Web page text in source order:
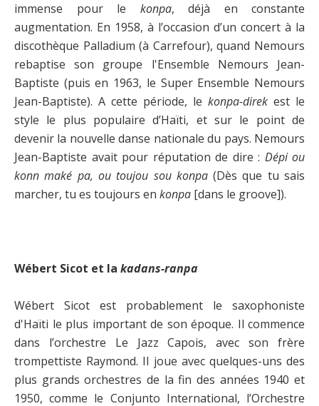
immense pour le konpa, déjà en constante
augmentation. En 1958, à l’occasion d’un concert à la
discothèque Palladium (à Carrefour), quand Nemours
rebaptise son groupe l'Ensemble Nemours Jean-
Baptiste (puis en 1963, le Super Ensemble Nemours
Jean-Baptiste). A cette période, le konpa-direk est le
style le plus populaire d’Haïti, et sur le point de
devenir la nouvelle danse nationale du pays. Nemours
Jean-Baptiste avait pour réputation de dire : Dépi ou
konn maké pa, ou toujou sou konpa(Dès que tu sais
marcher, tu es toujours en konpa [dans le groove]).
Wébert Sicot et la kadans-ranpa
Wébert Sicot est probablement le saxophoniste
d'Haïti le plus important de son époque. Il commence
dans l’orchestre Le Jazz Capois, avec son frère
trompettiste Raymond. Il joue avec quelques-uns des
plus grands orchestres de la fin des années 1940 et
1950, comme le Conjunto International, l’Orchestre